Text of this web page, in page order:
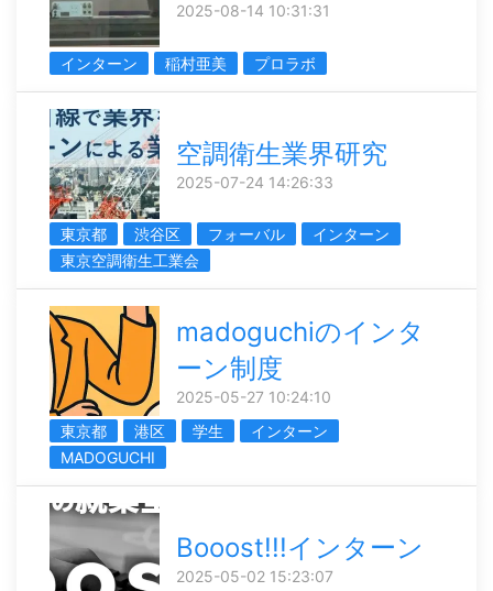
2025-08-14 10:31:31
インターン 稲村亜美 プロラボ
空調衛生業界研究
2025-07-24 14:26:33
東京都 渋谷区 フォーバル
インターン
東京空調衛生工業会
madoguchiのインタ
ーン制度
2025-05-27 10:24:10
東京都
港区 学生
インターン
MADOGUCHI
Booost!!!インターン
2025-05-02 15:23:07